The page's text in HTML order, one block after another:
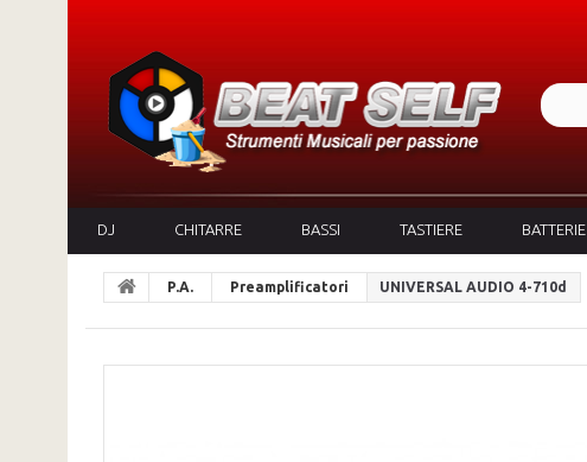
DJ CHITARRE BASSI TASTIERE BATTERIE
P.A. Preamplificatori UNIVERSAL AUDIO 4-710d